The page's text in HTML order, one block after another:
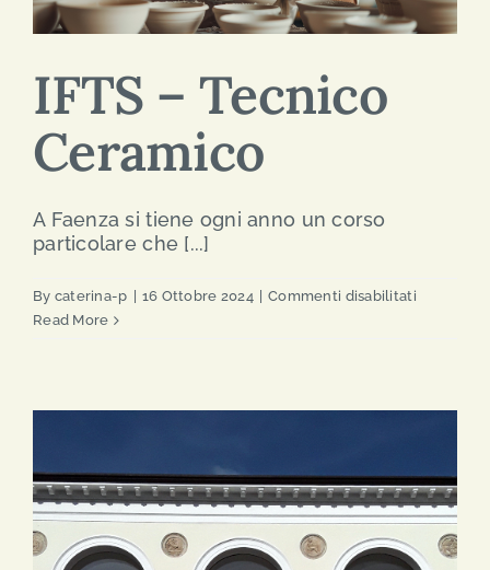
IFTS – Tecnico
Ceramico
A Faenza si tiene ogni anno un corso
particolare che [...]
By caterina-p 16 Ottobre 2024 Commenti disabilitatisu
Read More